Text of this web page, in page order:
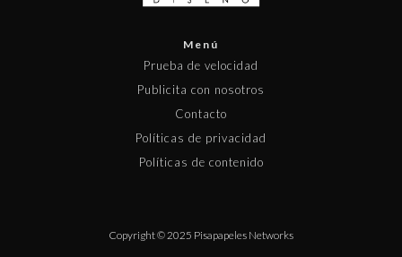
Menú
Prueba de velocidad
Publicita con nosotros
Contacto
Políticas de privacidad
Políticas de contenido
Copyright © 2025 Pisapapeles Networks